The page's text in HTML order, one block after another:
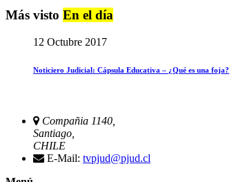
Más visto En el día
12 Octubre 2017
Noticiero Judicial: Cápsula Educativa – ¿Qué es una foja?
Compañia 1140,
Santiago,
CHILE
E-Mail: tvpjud@pjud.cl